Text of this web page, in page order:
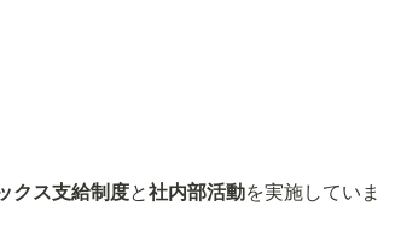
クス支給制度と社内部活動を実施していま